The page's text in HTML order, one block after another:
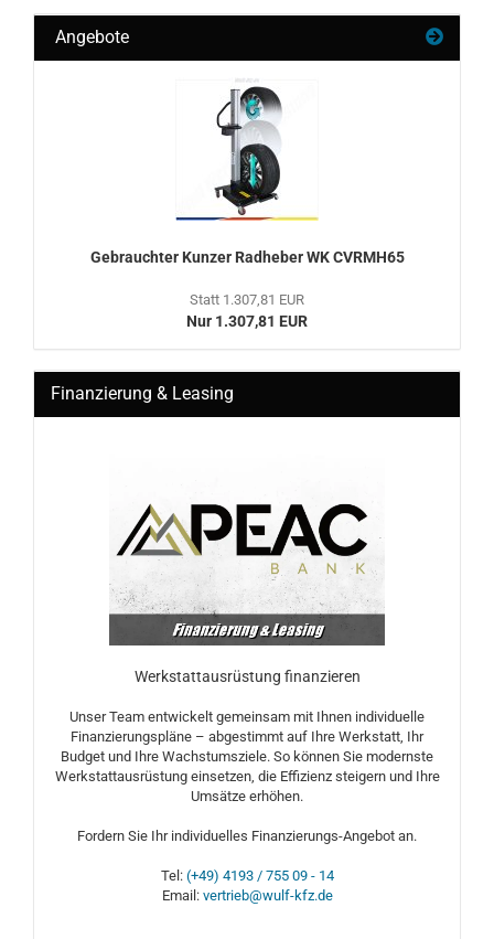
Angebote
Ge­brauch­ter Kun­zer Rad­he­ber WK CVRMH65
Statt 1.307,81 EUR
Nur 1.307,81 EUR
Finanzierung & Leasing
Werkstattausrüstung finanzieren
Unser Team entwickelt gemeinsam mit Ihnen individuelle
Finanzierungspläne – abgestimmt auf Ihre Werkstatt, Ihr
Budget und Ihre Wachstumsziele. So können Sie modernste
Werkstattausrüstung einsetzen, die Effizienz steigern und Ihre
Umsätze erhöhen.
Fordern Sie Ihr individuelles Finanzierungs-Angebot an.
Tel: (+49) 4193 / 755 09 - 14
Email: vertrieb@wulf-kfz.de